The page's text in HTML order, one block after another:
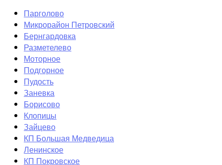
Парголово
Микрорайон Петровский
Бернгардовка
Разметелево
Моторное
Подгорное
Пудость
Заневка
Борисово
Клопицы
Зайцево
КП Большая Медведица
Ленинское
КП Покровское